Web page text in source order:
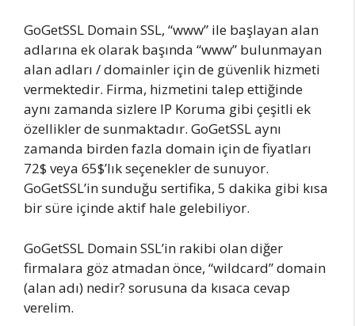
GoGetSSL Domain SSL, “www” ile başlayan alan
adlarına ek olarak başında “www” bulunmayan
alan adları / domainler için de güvenlik hizmeti
vermektedir. Firma, hizmetini talep ettiğinde
aynı zamanda sizlere IP Koruma gibi çeşitli ek
özellikler de sunmaktadır. GoGetSSL aynı
zamanda birden fazla domain için de fiyatları
72$ veya 65$’lık seçenekler de sunuyor.
GoGetSSL’in sunduğu sertifika, 5 dakika gibi kısa
bir süre içinde aktif hale gelebiliyor.
GoGetSSL Domain SSL’in rakibi olan diğer
firmalara göz atmadan önce, “wildcard” domain
(alan adı) nedir? sorusuna da kısaca cevap
verelim.